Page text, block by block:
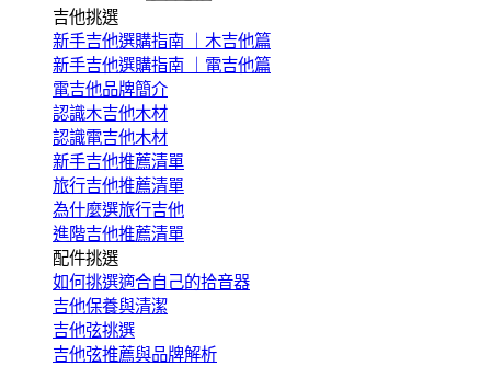
吉他挑選
新手吉他選購指南 ｜木吉他篇
新手吉他選購指南 ｜電吉他篇
電吉他品牌簡介
認識木吉他木材
認識電吉他木材
新手吉他推薦清單
旅行吉他推薦清單
為什麼選旅行吉他
進階吉他推薦清單
配件挑選
如何挑選適合自己的拾音器
吉他保養與清潔
吉他弦挑選
吉他弦推薦與品牌解析